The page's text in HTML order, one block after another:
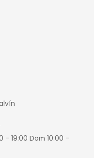
- 19:00 Dom 10:00 -